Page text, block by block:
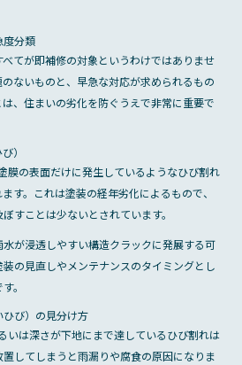
度分類
てが即補修の対象というわけではありませ
ないものと、早急な対応が求められるもの
、住まいの劣化を防ぐうえで非常に重要で
）
膜の表面だけに発生しているようなひび割れ
す。これは塗装の経年劣化によるもので、
すことは少ないとされています。
が浸透しやすい構造クラックに発展する可
の見直しやメンテナンスのタイミングとし
。
び）の見分け方
いは深さが下地にまで達しているひび割れは
置してしまうと雨漏りや腐食の原因になりま